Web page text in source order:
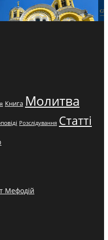
Книга Молитва
Розслідування Статті
Мефодій